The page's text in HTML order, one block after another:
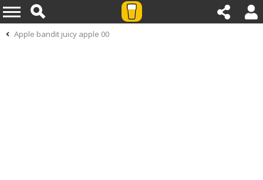
Apple bandit juicy apple 00